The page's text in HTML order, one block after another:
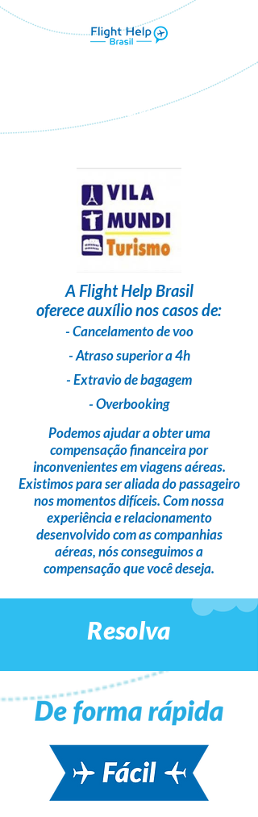
em parceria com
A Flight Help Brasil
oferece auxílio nos casos de:
- Cancelamento de voo
- Atraso superior a 4h
- Extravio de bagagem
- Overbooking
Podemos ajudar a obter uma
compensação financeirapor
inconvenientes em viagens aéreas.
Existimos para seraliada do passageiro
nos momentos difíceis. Com nossa
experiência e relacionamento
desenvolvido com as companhias
aéreas,nós conseguimos a
compensação que você deseja.
Resolva